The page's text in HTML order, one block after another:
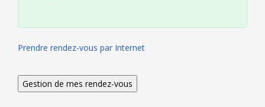
Prendre rendez-vous par Internet